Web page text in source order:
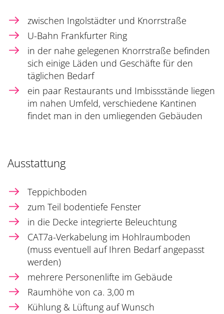
zwischen Ingolstädter und Knorrstraße
U-Bahn Frankfurter Ring
in der nahe gelegenen Knorrstraße befinden
sich einige Läden und Geschäfte für den
täglichen Bedarf
ein paar Restaurants und Imbissstände liegen
im nahen Umfeld, verschiedene Kantinen
findet man in den umliegenden Gebäuden
Ausstattung
Teppichboden
zum Teil bodentiefe Fenster
in die Decke integrierte Beleuchtung
CAT7a-Verkabelung im Hohlraumboden
(muss eventuell auf Ihren Bedarf angepasst
werden)
mehrere Personenlifte im Gebäude
Raumhöhe von ca. 3,00 m
Kühlung & Lüftung auf Wunsch